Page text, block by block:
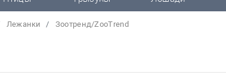
Лежанки Зоотренд/ZooTrend